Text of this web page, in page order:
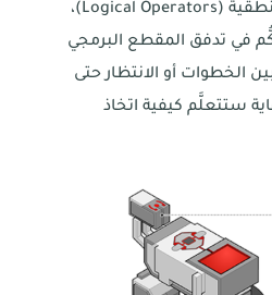
استخدام المعاملات المنطقية (Logical Operators)،
في تدفق المقطع البرمجي
الخطوات أو الانتظار حتى
ستتعلَّم كيفية اتخاذ